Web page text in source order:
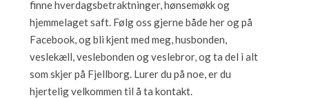
finne hverdagsbetraktninger, hønsemøkk og
hjemmelaget saft. Følg oss gjerne både her og på
Facebook, og bli kjent med meg, husbonden,
veslekæll, veslebonden og veslebror, og ta del i alt
som skjer på Fjellborg. Lurer du på noe, er du
hjertelig velkommen til å ta kontakt.